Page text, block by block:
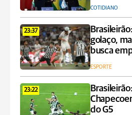
COTIDIANO
23:37
golaço,
busca
ESPORTE
23:22
do G5